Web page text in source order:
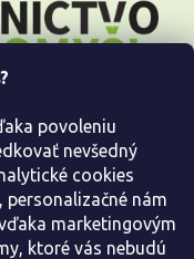
povoleniu
nevšedný
cookies
nám
marketingovým
ktoré vás nebudú